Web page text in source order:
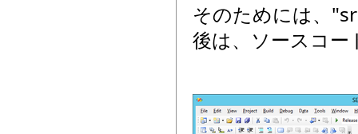
そのためには、
後は、ソースコ